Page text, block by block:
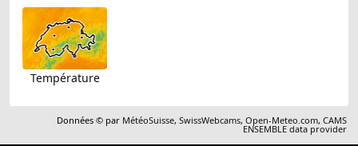
Température
Données © par MétéoSuisse,SwissWebcams,Open-Meteo.com,CAMS
ENSEMBLE data provider